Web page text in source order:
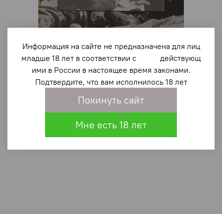
Брест-Литовск. 100 лет истории переговоров о
мире
700 ₽
Информация на сайте не предназначена для лиц
младше 18 лет в соответствии с действующ
ими в России в настоящее время законами.
Подтвердите, что вам исполнилось 18 лет
Покинуть сайт
Мне есть 18 лет